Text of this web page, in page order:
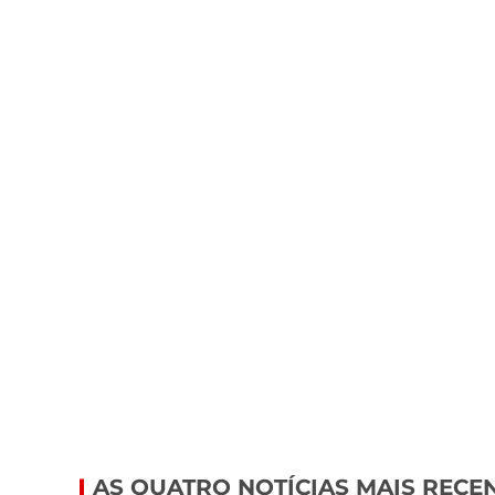
AS QUATRO NOTÍCIAS MAIS